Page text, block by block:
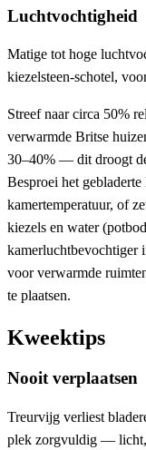
Luchtvochtigheid
Matige tot hoge
kiezelsteen-schotel,
Streef naar circa 50%
verwarmde Britse
30–40% — dit droogt
Besproei het
kamertemperatuur, of
kiezels en water
kamerluchtbevochtiger
voor verwarmde
te plaatsen.
Kweektips
Nooit verplaatsen
Treurvijg verliest
plek zorgvuldig — licht,